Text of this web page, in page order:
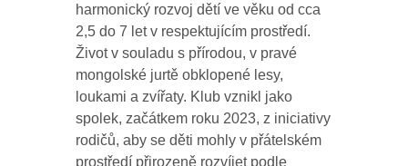
harmonický rozvoj dětí ve věku od cca
2,5 do 7 let v respektujícím prostředí.
Život v souladu s přírodou, v pravé
mongolské jurtě obklopené lesy,
loukami a zvířaty. Klub vznikl jako
spolek, začátkem roku 2023, z iniciativy
rodičů, aby se děti mohly v přátelském
prostředí přirozeně rozvíjet podle